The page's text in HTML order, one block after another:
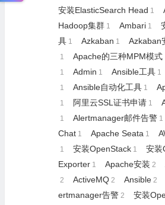
安装ElasticSearch Head 1
Hadoop集群 1 Ambari 1
具 1 Azkaban 1 Azkaban
1 Apache的三种MPM模式
1 Admin 1 Ansible工具 1
1 Ansible自动化工具 1
1 阿里云SSL证书申请 1
1 Alertmanager邮件告警 1
Chat 1 Apache Seata 1
1 安装OpenStack 1
安装
Exporter 1 Apache安装 2
2 ActiveMQ 2 Ansible 2
ertmanager告警 2
安装